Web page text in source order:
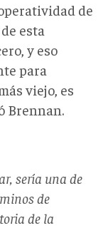
de
esta
y eso
para
viejo, es
Brennan.
sería una de
de
de la